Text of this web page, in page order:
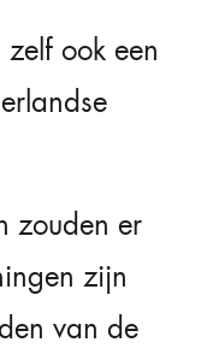
zelf ook een
zouden er
zijn
van de